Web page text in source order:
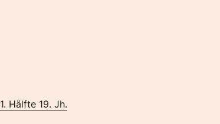
1. Hälfte 19. Jh.